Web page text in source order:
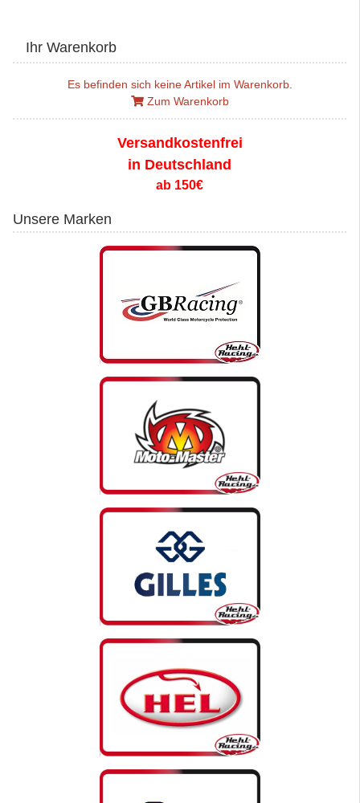
Ihr Warenkorb
Es befinden sich keine Artikel im Warenkorb.
Zum Warenkorb
Versandkostenfrei
in Deutschland
ab 150€
Unsere Marken